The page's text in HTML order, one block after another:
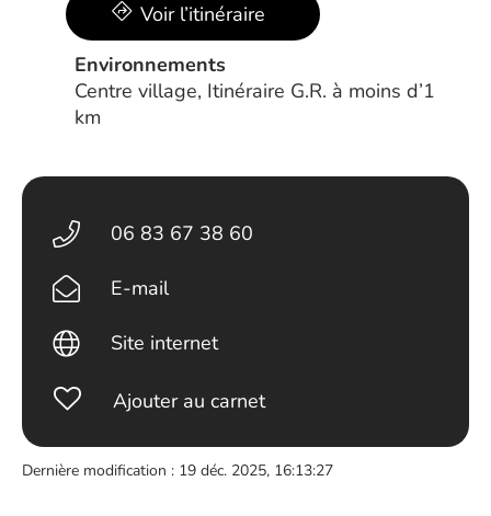
Voir l’itinéraire
Environnements
Centre village, Itinéraire G.R. à moins d’1
km
06 83 67 38 60
E-mail
Site internet
Ajouter au carnet
Dernière modification : 19 déc. 2025, 16:13:27